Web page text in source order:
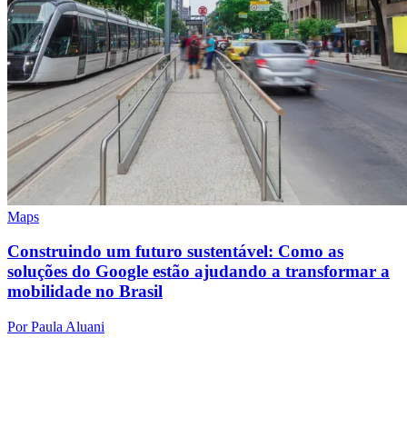
Maps
Construindo um futuro sustentável: Como as
soluções do Google estão ajudando a transformar a
mobilidade no Brasil
Por Paula Aluani